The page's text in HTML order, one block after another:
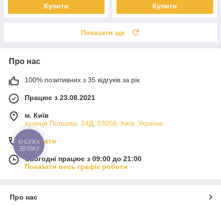
Купити Купити
Показати ще
Про нас
100% позитивних з 35 відгуків за рік
Працює з 23.08.2021
м. Київ
вулиця Польова, 24Д, 03056, Київ, Україна
Контакти
Сьогодні працює з 09:00 до 21:00
Показати весь графік роботи
Про нас
КНОПКА
ЗВ'ЯЗКУ